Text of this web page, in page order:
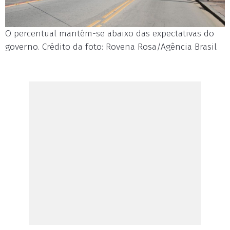
O percentual mantém-se abaixo das expectativas do
governo. Crédito da foto: Rovena Rosa/Agência Brasil